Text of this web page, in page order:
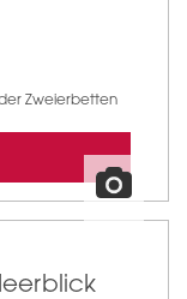
Zweierbetten